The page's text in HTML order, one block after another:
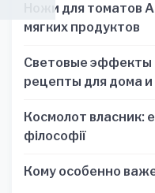
Ножи для томатов
мягких продуктов
Световые эффекты
рецепты для дома
Космолот власник:
філософії
Кому особенно